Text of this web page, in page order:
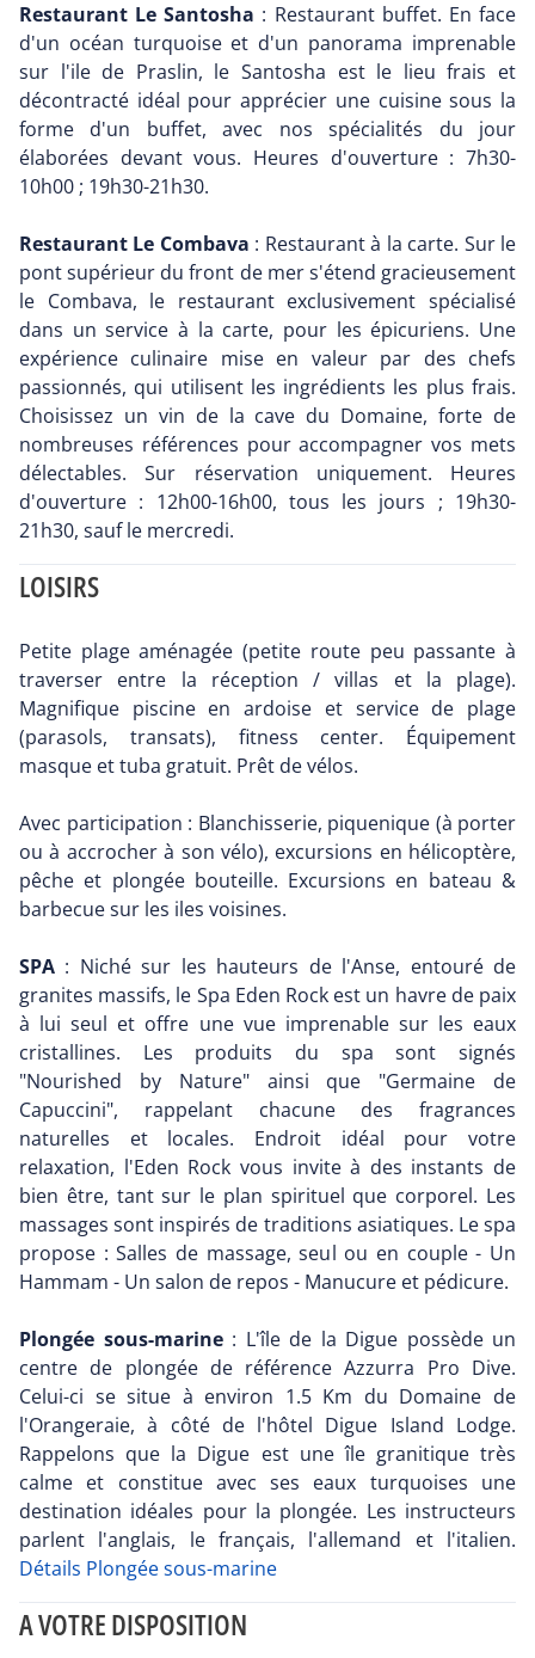
Restaurant Le Santosha : Restaurant buffet. En face
d'un océan turquoise et d'un panorama imprenable
sur l'ile de Praslin, le Santosha est le lieu frais et
décontracté idéal pour apprécier une cuisine sous la
forme d'un buffet, avec nos spécialités du jour
élaborées devant vous. Heures d'ouverture : 7h30-
10h00 ; 19h30-21h30.
Restaurant Le Combava : Restaurant à la carte. Sur le
pont supérieur du front de mer s'étend gracieusement
le Combava, le restaurant exclusivement spécialisé
dans un service à la carte, pour les épicuriens. Une
expérience culinaire mise en valeur par des chefs
passionnés, qui utilisent les ingrédients les plus frais.
Choisissez un vin de la cave du Domaine, forte de
nombreuses références pour accompagner vos mets
délectables. Sur réservation uniquement. Heures
d'ouverture : 12h00-16h00, tous les jours ; 19h30-
21h30, sauf le mercredi.
LOISIRS
Petite plage aménagée (petite route peu passante à
traverser entre la réception / villas et la plage).
Magnifique piscine en ardoise et service de plage
(parasols, transats), fitness center. Équipement
masque et tuba gratuit. Prêt de vélos.
Avec participation : Blanchisserie, piquenique (à porter
ou à accrocher à son vélo), excursions en hélicoptère,
pêche et plongée bouteille. Excursions en bateau &
barbecue sur les iles voisines.
SPA : Niché sur les hauteurs de l'Anse, entouré de
granites massifs, le Spa Eden Rock est un havre de paix
à lui seul et offre une vue imprenable sur les eaux
cristallines. Les produits du spa sont signés
"Nourished by Nature" ainsi que "Germaine de
Capuccini", rappelant chacune des fragrances
naturelles et locales. Endroit idéal pour votre
relaxation, l'Eden Rock vous invite à des instants de
bien être, tant sur le plan spirituel que corporel. Les
massages sont inspirés de traditions asiatiques. Le spa
propose : Salles de massage, seul ou en couple - Un
Hammam - Un salon de repos - Manucure et pédicure.
Plongée sous-marine: L'île de la Digue possède un
centre de plongée de référence Azzurra Pro Dive.
Celui-ci se situe à environ 1.5 Km du Domaine de
l'Orangeraie, à côté de l'hôtel Digue Island Lodge.
Rappelons que la Digue est une île granitique très
calme et constitue avec ses eaux turquoises une
destination idéales pour la plongée. Les instructeurs
parlent l'anglais, le français, l'allemand et l'italien.
Détails Plongée sous-marine
A VOTRE DISPOSITION